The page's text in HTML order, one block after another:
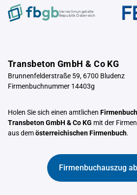
Verrechnungstelle
Republik Österreich
Transbeton GmbH & Co KG
Brunnenfelderstraße 59, 6700 Bludenz
Firmenbuchnummer 14403g
Holen Sie sich einen amtlichen
Transbeton GmbH & Co KG mit der
aus demösterreichischen Firmenbuch.
Firmenbuchauszug